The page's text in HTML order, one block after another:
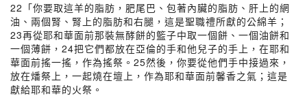
22「你要取這羊的脂肪，肥尾巴、包著內臟的脂肪、肝上的網
油、兩個腎、腎上的脂肪和右腿，這是聖職禮所獻的公綿羊；
23再從耶和華面前那裝無酵餅的籃子中取一個餅、一個油餅和
一個薄餅，24把它們都放在亞倫的手和他兒子的手上，在耶和
華面前搖一搖，作為搖祭。25然後，你要從他們手中接過來，
放在燔祭上，一起燒在壇上，作為耶和華面前馨香之氣；這是
獻給耶和華的火祭。